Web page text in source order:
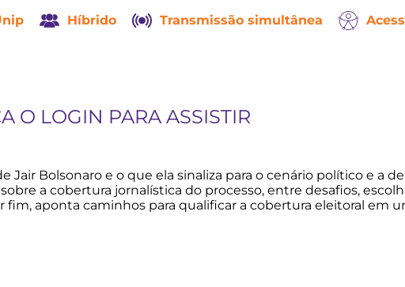
Híbrido Transmissão simultânea
O LOGIN PARA ASSISTIR
Bolsonaro e o que ela sinaliza para o cenário político e a
a cobertura jornalística do processo, entre desafios,
fim, aponta caminhos para qualificar a cobertura eleitoral em